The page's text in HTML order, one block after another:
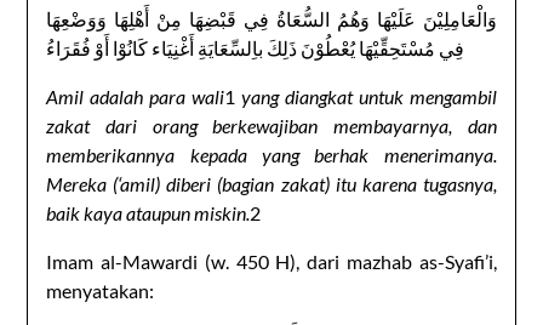
وَالْعَامِلِيْنَ عَلَيْهَا وَهُمُ السُّعَاةُ فِي قَبْضِهَا مِنْ أَهْلِهَا وَوَضْعِهَا
فِي مُسْتَحِقِّيْهَا يُعْطُوْنَ ذَلِكَ باِلسِّعَايَةِ أَغْنِيَاء كَانُوْا أَوْ فُقَرَاءُ
Amil adalah para wali1 yang diangkat untuk mengambil
zakat dari orang berkewajiban membayarnya, dan
memberikannya kepada yang berhak menerimanya.
Mereka (‘amil) diberi (bagian zakat) itu karena tugasnya,
baik kaya ataupun miskin.2
Imam al-Mawardi (w. 450 H), dari mazhab as-Syafi’i,
menyatakan: